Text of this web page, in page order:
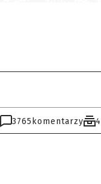
3765 komentarzy 4